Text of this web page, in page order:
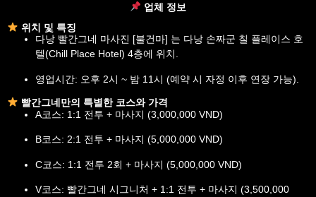
업체 정보
위치 및 특징
다낭 빨간그네 마사진 [불건마] 는 다낭 손짜군 칠 플레이스 호
텔(Chill Place Hotel) 4층에 위치.
영업시간: 오후 2시 ~ 밤 11시 (예약 시 자정 이후 연장 가능).
빨간그네만의 특별한 코스와 가격
A코스: 1:1 전투 + 마사지 (3,000,000 VND)
B코스: 2:1 전투 + 마사지 (5,000,000 VND)
C코스: 1:1 전투 2회 + 마사지 (5,000,000 VND)
V코스: 빨간그네 시그니처 + 1:1 전투 + 마사지 (3,500,000